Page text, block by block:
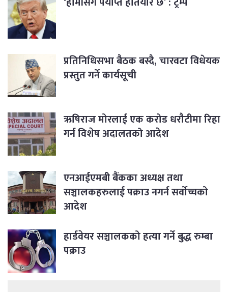
प्रतिनिधिसभा बैठक बस्दै, चारवटा विधेयक
प्रस्तुत गर्ने कार्यसूची
ऋषिराज मोरलाई एक करोड धरौटीमा रिहा
गर्न विशेष अदालतको आदेश
एनआईएमबी बैंकका अध्यक्ष तथा
सञ्चालकहरुलाई पक्राउ नगर्न सर्वोच्चको
आदेश
हार्डवेयर सञ्चालकको हत्या गर्ने बुद्ध रुम्बा
पक्राउ